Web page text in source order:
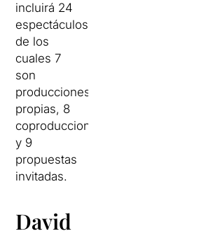
incluirá 24
espectáculos,
de los
cuales 7
son
producciones
propias, 8
coproducciones
y 9
propuestas
invitadas.
David